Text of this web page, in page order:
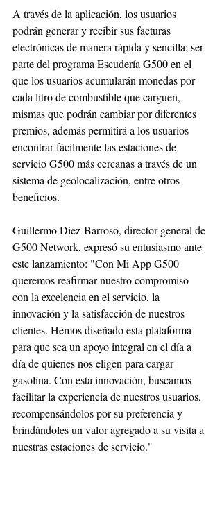
A través de la aplicación, los usuarios
podrán generar y recibir sus facturas
electrónicas de manera rápida y sencilla; ser
parte del programa Escudería G500 en el
que los usuarios acumularán monedas por
cada litro de combustible que carguen,
mismas que podrán cambiar por diferentes
premios, además permitirá a los usuarios
encontrar fácilmente las estaciones de
servicio G500 más cercanas a través de un
sistema de geolocalización, entre otros
beneficios.
Guillermo Diez-Barroso, director general de
G500 Network, expresó su entusiasmo ante
este lanzamiento: "Con Mi App G500
queremos reafirmar nuestro compromiso
con la excelencia en el servicio, la
innovación y la satisfacción de nuestros
clientes. Hemos diseñado esta plataforma
para que sea un apoyo integral en el día a
día de quienes nos eligen para cargar
gasolina. Con esta innovación, buscamos
facilitar la experiencia de nuestros usuarios,
recompensándolos por su preferencia y
brindándoles un valor agregado a su visita a
nuestras estaciones de servicio."